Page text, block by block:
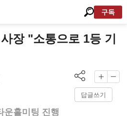
구독
장 "소통으로 1등 기
답글쓰기
운홀미팅 진행